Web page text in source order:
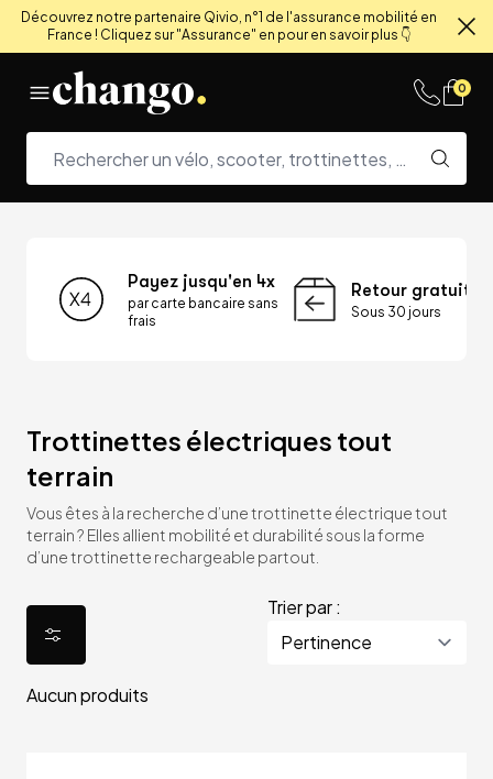
Découvrez notre partenaire Qivio, n°1 de l'assurance mobilité en
France ! Cliquez sur "Assurance" en pour en savoir plus 👇
0
Payez jusqu'en 4x
par carte bancaire sans
frais
Retour gratuit
Sous 30 jours
Trottinettes électriques tout
terrain
Vous êtes à la recherche d’une trottinette électrique tout
terrain ? Elles allient mobilité et durabilité sous la forme
d’une trottinette rechargeable partout.
Trier par :
Aucun produits